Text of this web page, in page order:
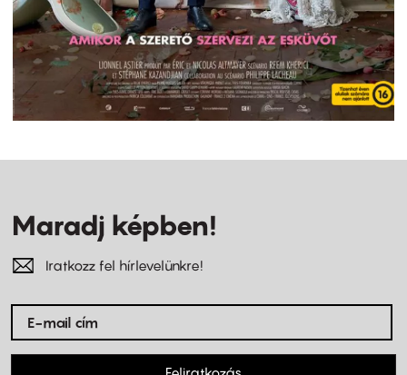
Maradj képben!
Iratkozz fel hírlevelünkre!